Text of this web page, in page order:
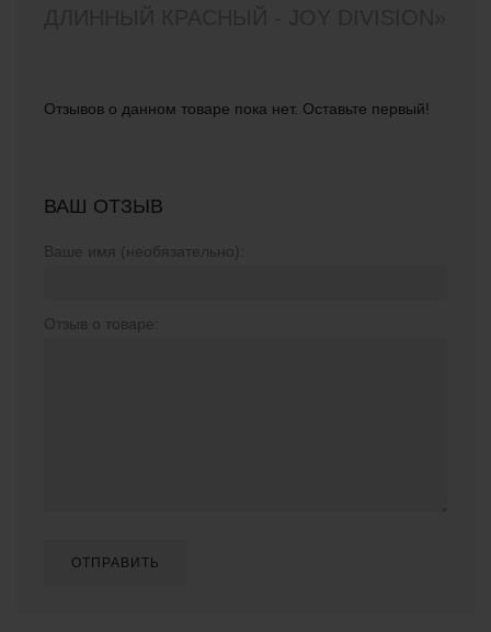
Отзывов о данном товаре пока нет. Оставьте первый!
ВАШ ОТЗЫВ
Ваше имя (необязательно):
Отзыв о товаре:
ОТПРАВИТЬ